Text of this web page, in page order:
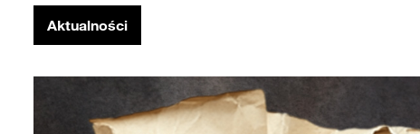
Aktualności